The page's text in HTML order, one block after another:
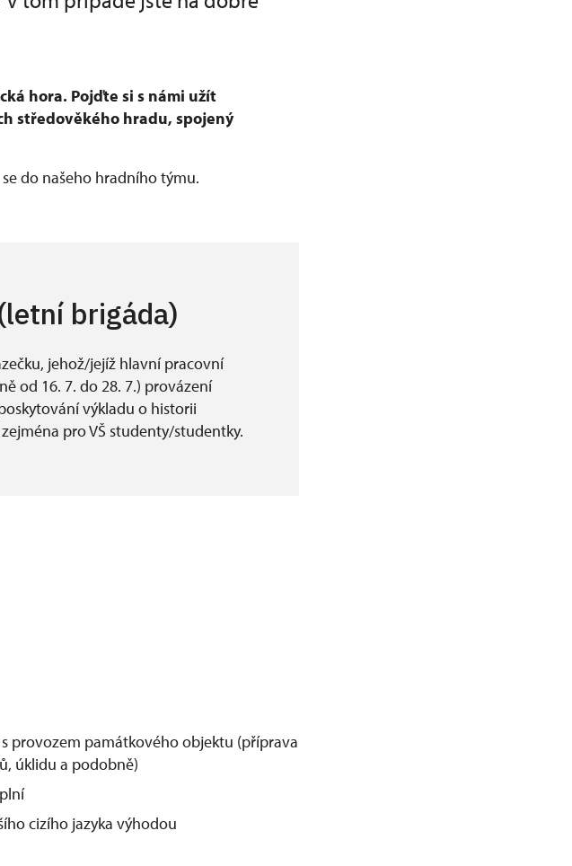
hora. Pojďte si s námi užít
středověkého hradu, spojený
do našeho hradního týmu.
brigáda)
jehož/jejíž hlavní pracovní
od 16. 7. do 28. 7.) provázení
výkladu o historii
pro VŠ studenty/studentky.
provozem památkového objektu (příprava
úklidu a podobně)
cizího jazyka výhodou